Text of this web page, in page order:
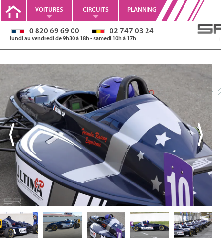
VOITURES CIRCUITS PLANNING
0 820 69 69 00 02 747 03 24
lundi au vendredi de 9h30 à 18h - samedi 10h à 17h